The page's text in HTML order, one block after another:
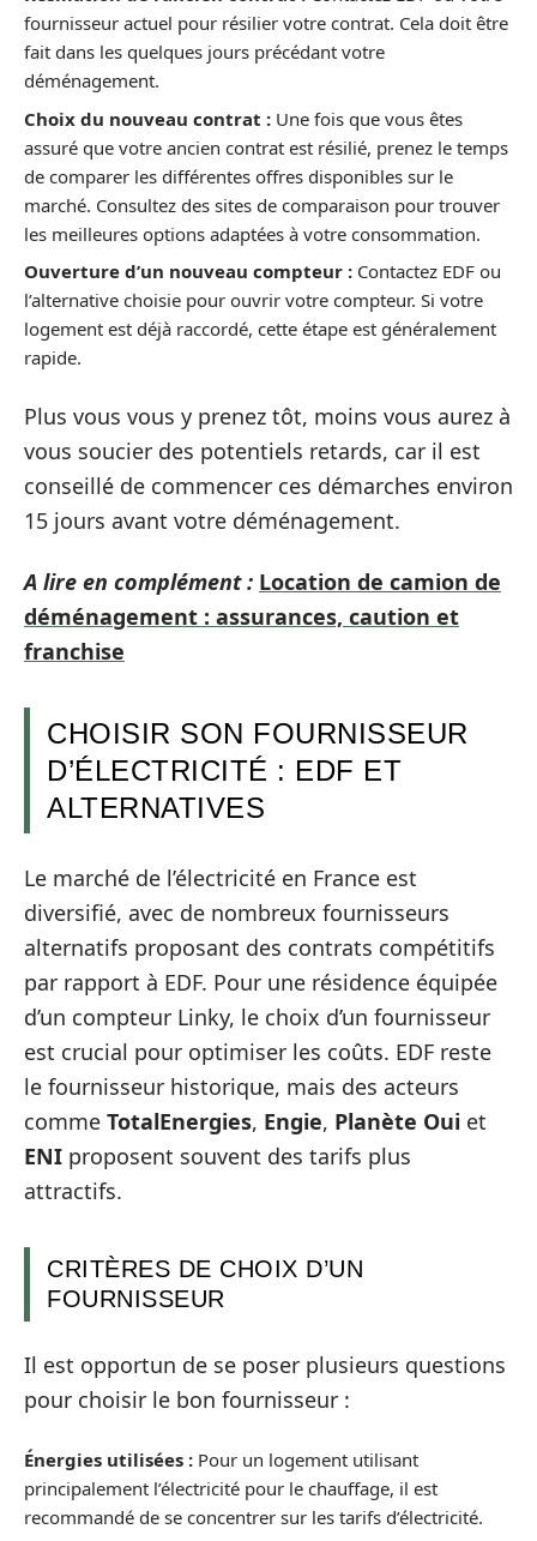
fournisseur actuel pour résilier votre contrat. Cela doit être
fait dans les quelques jours précédant votre
déménagement.
Choix du nouveau contrat : Une fois que vous êtes
assuré que votre ancien contrat est résilié, prenez le temps
de comparer les différentes offres disponibles sur le
marché. Consultez des sites de comparaison pour trouver
les meilleures options adaptées à votre consommation.
Ouverture d’un nouveau compteur : Contactez EDF ou
l’alternative choisie pour ouvrir votre compteur. Si votre
logement est déjà raccordé, cette étape est généralement
rapide.
Plus vous vous y prenez tôt, moins vous aurez à
vous soucier des potentiels retards, car il est
conseillé de commencer ces démarches environ
15 jours avant votre déménagement.
A lire en complément : Location de camion de
déménagement : assurances, caution et
franchise
CHOISIR SON FOURNISSEUR
D’ÉLECTRICITÉ : EDF ET
ALTERNATIVES
Le marché de l’électricité en France est
diversifié, avec de nombreux fournisseurs
alternatifs proposant des contrats compétitifs
par rapport à EDF. Pour une résidence équipée
d’un compteur Linky, le choix d’un fournisseur
est crucial pour optimiser les coûts. EDF reste
le fournisseur historique, mais des acteurs
comme TotalEnergies, Engie, Planète Oui et
ENI proposent souvent des tarifs plus
attractifs.
CRITÈRES DE CHOIX D’UN
FOURNISSEUR
Il est opportun de se poser plusieurs questions
pour choisir le bon fournisseur :
Énergies utilisées : Pour un logement utilisant
principalement l’électricité pour le chauffage, il est
recommandé de se concentrer sur les tarifs d’électricité.